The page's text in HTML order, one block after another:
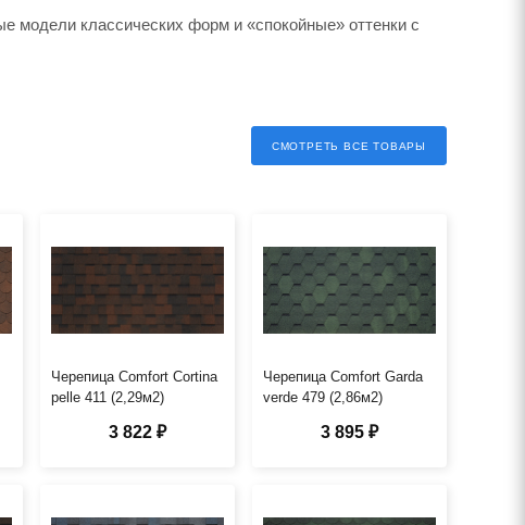
модели классических форм и «спокойные» оттенки с
СМОТРЕТЬ ВСЕ ТОВАРЫ
Черепица Comfort Cortina
pelle 411 (2,29м2)
3 822 ₽
Черепица Comfort Garda
verde 479 (2,86м2)
3 895 ₽